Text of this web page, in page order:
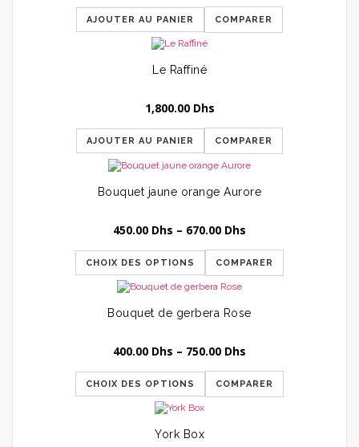
AJOUTER AU PANIER COMPARER
Le Raffiné
1,800.00 Dhs
AJOUTER AU PANIER COMPARER
Bouquet jaune orange Aurore
450.00 Dhs – 670.00 Dhs
CHOIX DES OPTIONS COMPARER
Bouquet de gerbera Rose
400.00 Dhs – 750.00 Dhs
CHOIX DES OPTIONS COMPARER
York Box